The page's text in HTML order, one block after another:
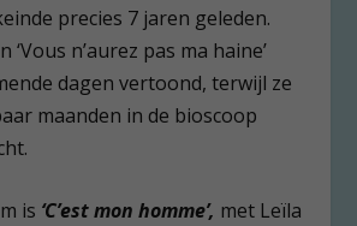
precies 7 jaren geleden.
‘Vous n’aurez pas ma haine’
dagen vertoond, terwijl ze
maanden in de bioscoop
is ‘C’est mon homme’, met Leïla